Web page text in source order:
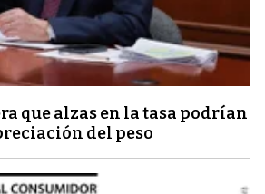
que alzas en la tasa podrían
del peso